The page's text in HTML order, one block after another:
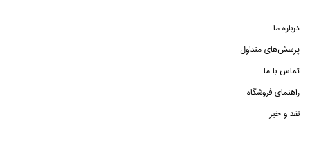
درباره ما
پرسش‌هاي متداول
تماس با ما
راهنماي فروشگاه
نقد و خبر